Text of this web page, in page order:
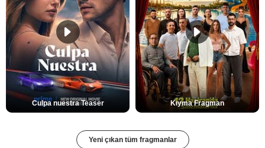
Culpa nuestra Teaser Kıyma Fragman
Yeni çıkan tüm fragmanlar